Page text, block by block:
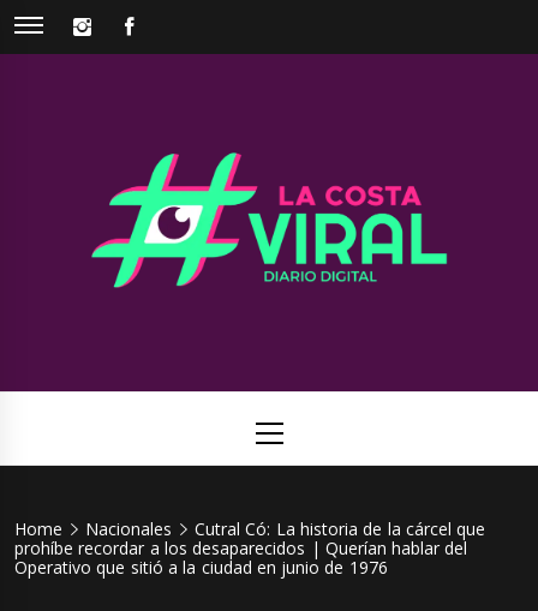
Skip
INSTAGRAM
Viral
Menu
Home Nacionales
Cutral Có: La historia de la cárcel que
prohíbe recordar a los desaparecidos | Querían hablar del
Operativo que sitió a la ciudad en junio de 1976